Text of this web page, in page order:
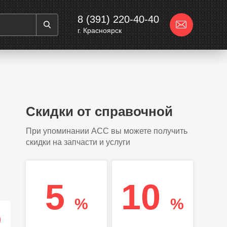
8 (391) 220-40-40
г. Красноярск
Скидки от справочной
При упоминании АСС вы можете получить
скидки на запчасти и услуги
5 % 10 %